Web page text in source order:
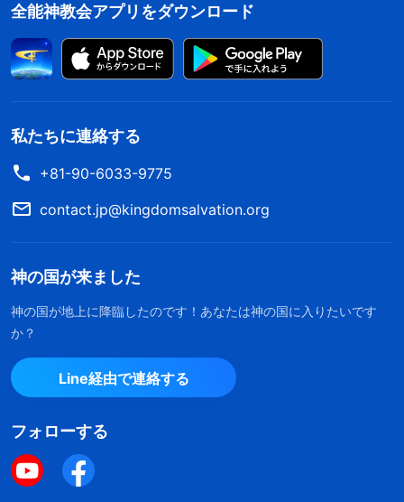
全能神教会アプリをダウンロード
私たちに連絡する
+81-90-6033-9775
contact.jp@kingdomsalvation.org
神の国が来ました
神の国が地上に降臨したのです！あなたは神の国に入りたいです
か？
Line経由で連絡する
フォローする